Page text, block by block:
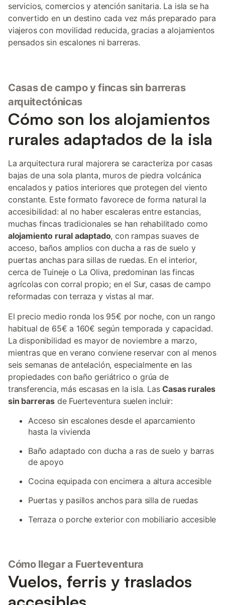
servicios, comercios y atención sanitaria. La isla se ha
convertido en un destino cada vez más preparado para
viajeros con movilidad reducida, gracias a alojamientos
pensados sin escalones ni barreras.
Casas de campo y fincas sin barreras
arquitectónicas
Cómo son los alojamientos
rurales adaptados de la isla
La arquitectura rural majorera se caracteriza por casas
bajas de una sola planta, muros de piedra volcánica
encalados y patios interiores que protegen del viento
constante. Este formato favorece de forma natural la
accesibilidad: al no haber escaleras entre estancias,
muchas fincas tradicionales se han rehabilitado como
alojamiento rural adaptado, con rampas suaves de
acceso, baños amplios con ducha a ras de suelo y
puertas anchas para sillas de ruedas. En el interior,
cerca de Tuineje o La Oliva, predominan las fincas
agrícolas con corral propio; en el Sur, casas de campo
reformadas con terraza y vistas al mar.
El precio medio ronda los 95€ por noche, con un rango
habitual de 65€ a 160€ según temporada y capacidad.
La disponibilidad es mayor de noviembre a marzo,
mientras que en verano conviene reservar con al menos
seis semanas de antelación, especialmente en las
propiedades con baño geriátrico o grúa de
transferencia, más escasas en la isla. LasCasas rurales
sin barrerasde Fuerteventura suelen incluir:
Acceso sin escalones desde el aparcamiento
hasta la vivienda
Baño adaptado con ducha a ras de suelo y barras
de apoyo
Cocina equipada con encimera a altura accesible
Puertas y pasillos anchos para silla de ruedas
Terraza o porche exterior con mobiliario accesible
Cómo llegar a Fuerteventura
Vuelos, ferris y traslados